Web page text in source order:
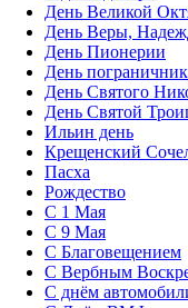
День Великой
День Веры,
День Пионерии
День
День Святого
День Святой
Ильин день
Крещенский
Пасха
Рождество
С 1 Мая
С 9 Мая
С Благовещением
С Вербным
С днём